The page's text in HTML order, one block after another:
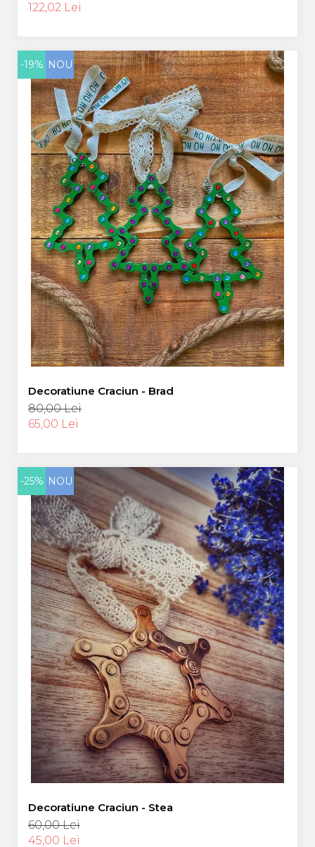
122,02 Lei
-19% NOU
Decoratiune Craciun - Brad
80,00 Lei
65,00 Lei
-25% NOU
Decoratiune Craciun - Stea
60,00 Lei
45,00 Lei